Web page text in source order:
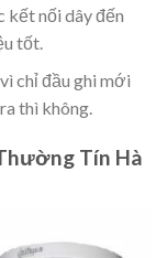
kết nối dây đến
tốt.
chỉ đầu ghi mới
thì không.
Tín Hà